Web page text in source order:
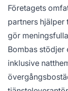
Företagets
partners hjälper
gör
Bombas stödjer
inklusive